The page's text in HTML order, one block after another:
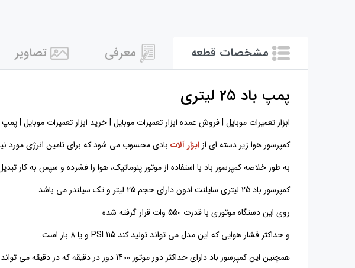
مشخصات قطعه معرفی تصاویر
پمپ باد 25 لیتری
ابزار تعمیرات موبایل | فروش عمده ابزار تعمیرات موبایل | خرید ابزار تعمیرات موبایل | پمپ باد 25 لیتری | لوازم تعمیرات
کمپرسور هوا زیر دسته ای از ابزار آلات بادی محسوب می شود که برای تامین انرژی مورد
به طور خلاصه کمپرسور باد با استفاده از موتور پنوماتیک، هوا را فشرده و سپس به کار
کمپرسور باد 25 لیتری سایلنت ادون دارای حجم 25 لیتر و تک سیلندر می باشد.
روی این دستگاه موتوری با قدرت 550 وات قرار گرفته شده
و حداکثر فشار هوایی که این مدل می تواند تولید کند 115 PSI و یا 8 بار است.
همچنین این کمپرسور باد دارای حداکثر دور موتور 1400 دور در دقیقه که در دقیقه می تواند 40 لیتر هوا را جابجا کند.